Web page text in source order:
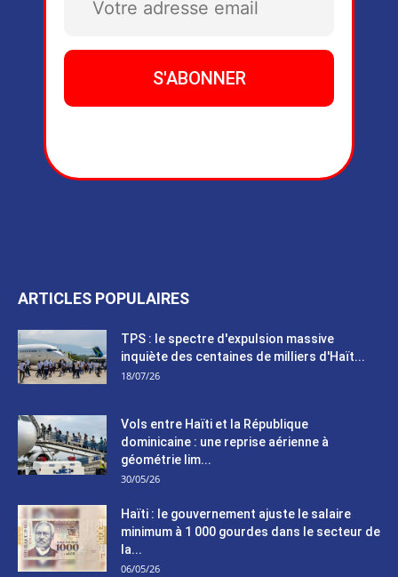
ARTICLES POPULAIRES
TPS : le spectre d'expulsion massive
inquiète des centaines de milliers d'Haït...
18/07/26
Vols entre Haïti et la République
dominicaine : une reprise aérienne à
géométrie lim...
30/05/26
Haïti : le gouvernement ajuste le salaire
minimum à 1 000 gourdes dans le secteur de
la...
06/05/26